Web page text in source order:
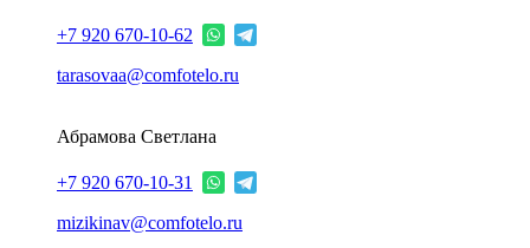
+7 920 670-10-62
tarasovaa@comfotelo.ru
Абрамова Светлана
+7 920 670-10-31
mizikinav@comfotelo.ru